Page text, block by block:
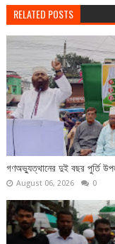
RELATED POSTS
গণঅভ্যুত্থানের দুই বছর পুর্তি
August 06, 2026 0